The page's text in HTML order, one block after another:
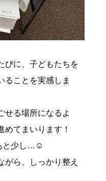
びに、子どもたちを
ることを実感しま
せる場所になるよ
めてまいります！
と少し…☺
がら、しっかり整え